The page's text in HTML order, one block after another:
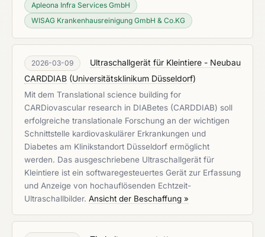
Apleona Infra Services GmbH
WISAG Krankenhausreinigung GmbH & Co.KG
2026-03-09
Ultraschallgerät für Kleintiere - Neubau
CARDDIAB (Universitätsklinikum Düsseldorf)
Mit dem Translational science building for
CARDiovascular research in DIABetes (CARDDIAB) soll
erfolgreiche translationale Forschung an der wichtigen
Schnittstelle kardiovaskulärer Erkrankungen und
Diabetes am Klinikstandort Düsseldorf ermöglicht
werden. Das ausgeschriebene Ultraschallgerät für
Kleintiere ist ein softwaregesteuertes Gerät zur Erfassung
und Anzeige von hochauflösenden Echtzeit-
Ultraschallbilder. Ansicht der Beschaffung »